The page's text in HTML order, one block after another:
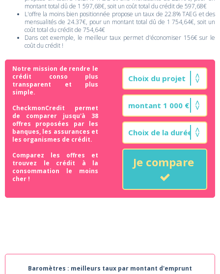
montant total dû de 1 597,68€, soit un coût total du crédit de 597,68€
L'offre la moins bien positionnée propose un taux de 22.8% TAEG et des
mensualités de 24.37€, pour un montant total dû de 1 754,64€, soit un
coût total du crédit de 754,64€
Dans cet exemple, le meilleur taux permet d'économiser 156€ sur le
coût du crédit !
Notre mission de rendre le
crédit conso plus
transparent et plus
simple.
CheckmonCredit permet
de comparer jusqu'à 38
offres proposées par les
banques, les assurances et
les organismes de crédit.
Comparez les offres et
trouvez le crédit à la
consommation le moins
cher !
Je compare
Baromètres : meilleurs taux par montant d'emprunt